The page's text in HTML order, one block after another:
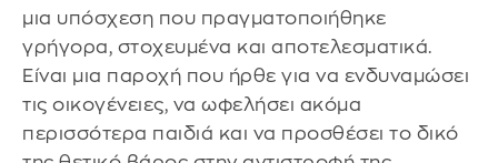
μια υπόσχεση που πραγματοποιήθηκε
γρήγορα, στοχευμένα και αποτελεσματικά.
Είναι μια παροχή που ήρθε για να ενδυναμώσει
τις οικογένειες, να ωφελήσει ακόμα
περισσότερα παιδιά και να προσθέσει το δικό